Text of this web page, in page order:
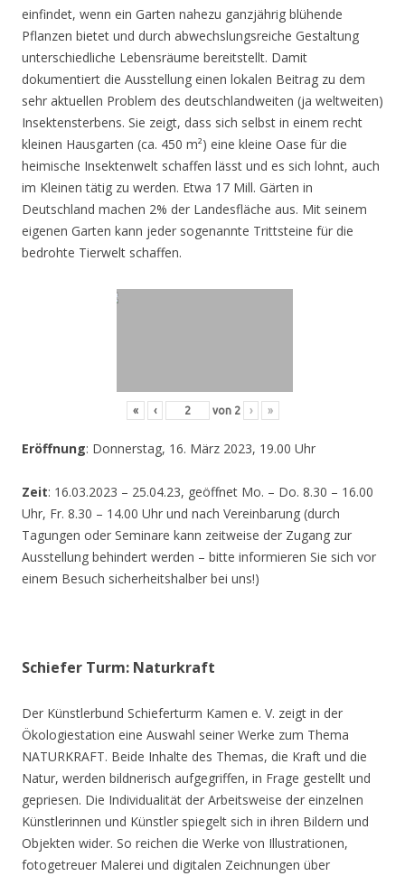
einfindet, wenn ein Garten nahezu ganzjährig blühende
Pflanzen bietet und durch abwechslungsreiche Gestaltung
unterschiedliche Lebensräume bereitstellt. Damit
dokumentiert die Ausstellung einen lokalen Beitrag zu dem
sehr aktuellen Problem des deutschlandweiten (ja weltweiten)
Insektensterbens. Sie zeigt, dass sich selbst in einem recht
kleinen Hausgarten (ca. 450 m²) eine kleine Oase für die
heimische Insektenwelt schaffen lässt und es sich lohnt, auch
im Kleinen tätig zu werden. Etwa 17 Mill. Gärten in
Deutschland machen 2% der Landesfläche aus. Mit seinem
eigenen Garten kann jeder sogenannte Trittsteine für die
bedrohte Tierwelt schaffen.
« ‹ von 2 › »
Eröffnung: Donnerstag, 16. März 2023, 19.00 Uhr
Zeit: 16.03.2023 – 25.04.23, geöffnet Mo. – Do. 8.30 – 16.00
Uhr, Fr. 8.30 – 14.00 Uhr und nach Vereinbarung (durch
Tagungen oder Seminare kann zeitweise der Zugang zur
Ausstellung behindert werden – bitte informieren Sie sich vor
einem Besuch sicherheitshalber bei uns!)
Schiefer Turm: Naturkraft
Der Künstlerbund Schieferturm Kamen e. V. zeigt in der
Ökologiestation eine Auswahl seiner Werke zum Thema
NATURKRAFT. Beide Inhalte des Themas, die Kraft und die
Natur, werden bildnerisch aufgegriffen, in Frage gestellt und
gepriesen. Die Individualität der Arbeitsweise der einzelnen
Künstlerinnen und Künstler spiegelt sich in ihren Bildern und
Objekten wider. So reichen die Werke von Illustrationen,
fotogetreuer Malerei und digitalen Zeichnungen über